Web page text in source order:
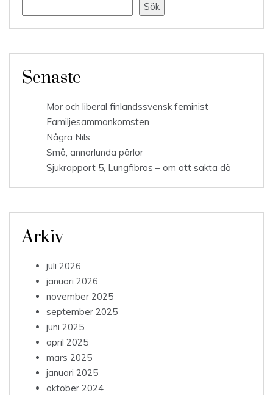
Sök
Senaste
Mor och liberal finlandssvensk feminist
Familjesammankomsten
Några Nils
Små, annorlunda pärlor
Sjukrapport 5, Lungfibros – om att sakta dö
Arkiv
juli 2026
januari 2026
november 2025
september 2025
juni 2025
april 2025
mars 2025
januari 2025
oktober 2024